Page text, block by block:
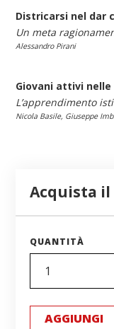
Districarsi nel dar
Un meta
Alessandro Pirani
Giovani attivi
L’apprendimento
Nicola Basile, Giuseppe
Acquista
QUANTITÀ
AGGIUNGI